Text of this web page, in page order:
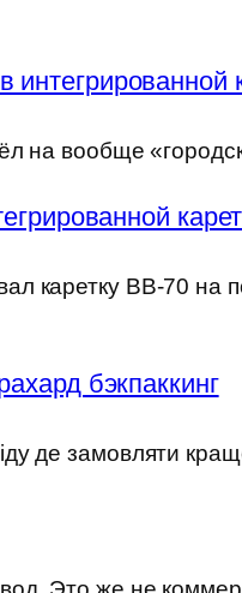
на вообще
каретку BB-70
бэкпаккинг
де замовляти